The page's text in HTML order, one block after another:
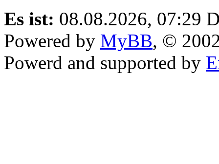
Es ist: 08.08.2026, 07:29
Powered by MyBB, ©
Powerd and supported by